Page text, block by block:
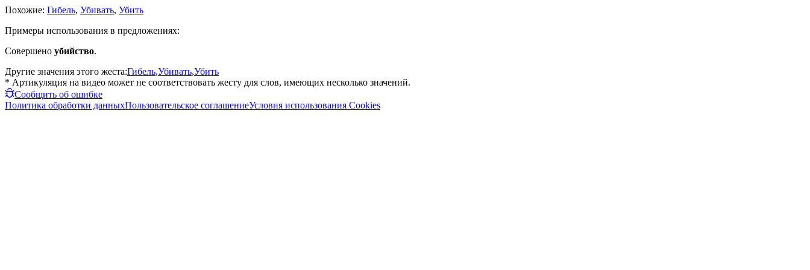
Похожие: Гибель, Убивать, Убить
Примеры использования в предложениях:
Совершено убийство.
Другие значения этого жеста:Гибель,Убивать,Убить
* Артикуляция на видео может не соответствовать жесту для слов, имеющих несколько значений.
Сообщить об ошибке
Политика обработки данныхПользовательское соглашениеУсловия использования Cookies